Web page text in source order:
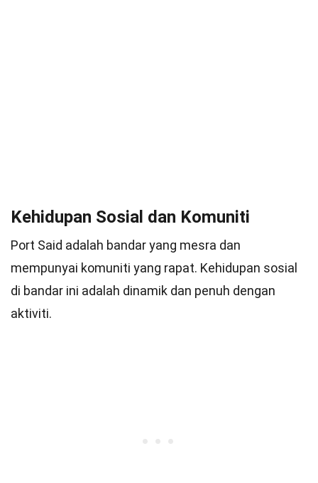
Kehidupan Sosial dan Komuniti
Port Said adalah bandar yang mesra dan
mempunyai komuniti yang rapat. Kehidupan sosial
di bandar ini adalah dinamik dan penuh dengan
aktiviti.